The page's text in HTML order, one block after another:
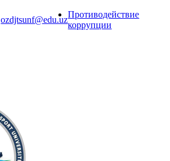
ozdjtsunf@edu.uz
Противодействие
коррупции